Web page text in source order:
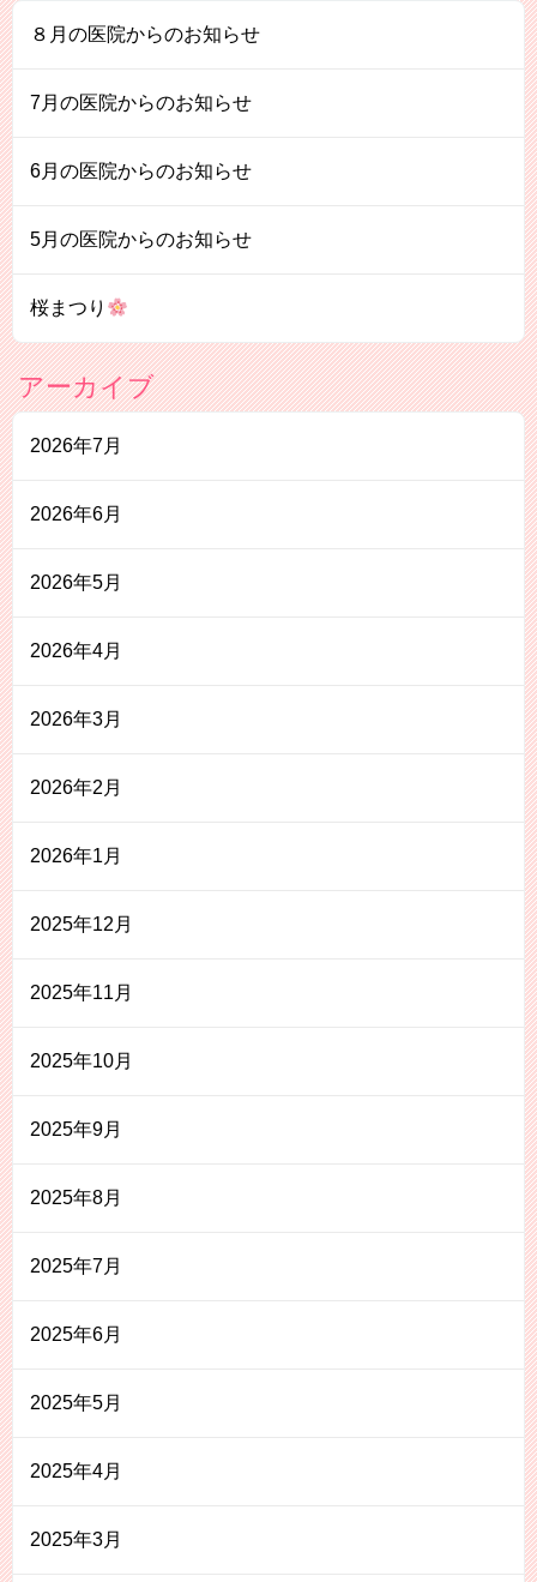
８月の医院からのお知らせ
7月の医院からのお知らせ
6月の医院からのお知らせ
5月の医院からのお知らせ
桜まつり
アーカイブ
2026年7月
2026年6月
2026年5月
2026年4月
2026年3月
2026年2月
2026年1月
2025年12月
2025年11月
2025年10月
2025年9月
2025年8月
2025年7月
2025年6月
2025年5月
2025年4月
2025年3月